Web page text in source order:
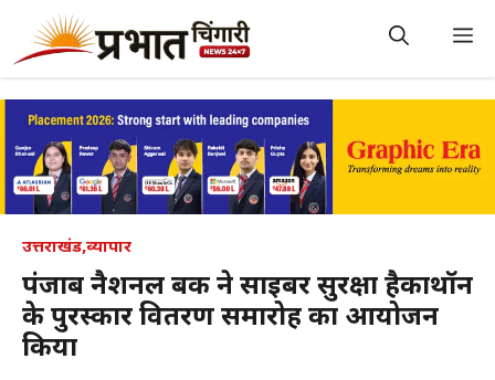
content
उत्तराखंड,व्यापार
पंजाब नैशनल बैंक ने साइबर सुरक्षा हैकाथॉन
के पुरस्कार वितरण समारोह का आयोजन
किया